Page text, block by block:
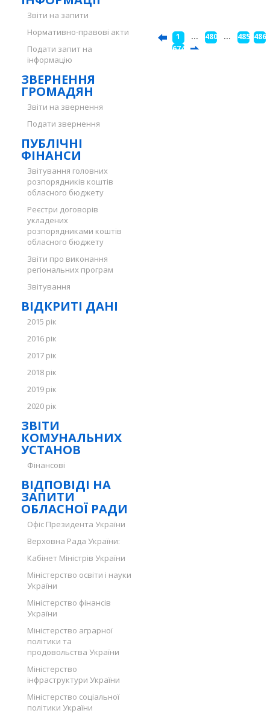
Звіти на запити
Нормативно-правові акти
Подати запит на
інформацію
ЗВЕРНЕННЯ
ГРОМАДЯН
Звіти на звернення
Подати звернення
ПУБЛІЧНІ
ФІНАНСИ
Звітування головних
розпорядників коштів
обласного бюджету
Реєстри договорів
укладених
розпорядниками коштів
обласного бюджету
Звіти про виконання
регіональних програм
Звітування
ВІДКРИТІ ДАНІ
2015 рік
2016 рік
2017 рік
2018 рік
2019 рік
2020 рік
ЗВІТИ
КОМУНАЛЬНИХ
УСТАНОВ
Фінансові
ВІДПОВІДІ НА
ЗАПИТИ
ОБЛАСНОЇ РАДИ
Офіс Президента України
Верховна Рада України:
Кабінет Міністрів України
Міністерство освіти і науки
України
Міністерство фінансів
України
Міністерство аграрної
політики та
продовольства України
Міністерство
інфраструктури України
Міністерство соціальної
політики України
1 ... 480 ... 485 486
674